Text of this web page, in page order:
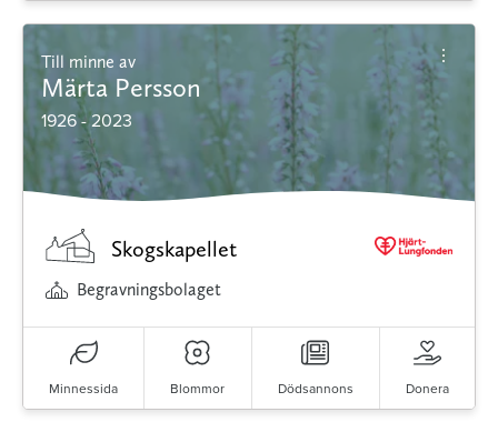
Till minne av
Märta Persson
1926 - 2023
Skogskapellet
Begravningsbolaget
Minnessida Blommor Dödsannons Donera